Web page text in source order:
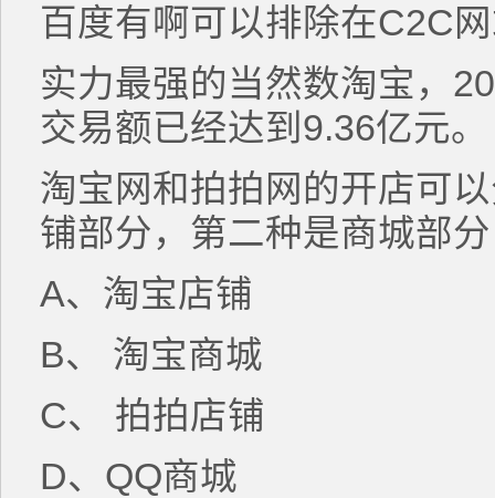
百度有啊可以排除在C2C
实力最强的当然数淘宝，
交易额已经达到9.36亿元。
淘宝网和拍拍网的开店可
铺部分，第二种是商城部
A、淘宝店铺
B、 淘宝商城
C、 拍拍店铺
D、QQ商城